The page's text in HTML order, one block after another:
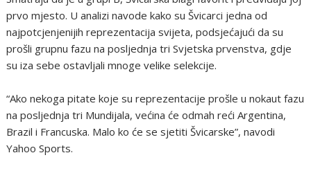
prvo mjesto. U analizi navode kako su Švicarci jedna od
najpotcjenjenijih reprezentacija svijeta, podsjećajući da su
prošli grupnu fazu na posljednja tri Svjetska prvenstva, gdje
su iza sebe ostavljali mnoge velike selekcije.
“Ako nekoga pitate koje su reprezentacije prošle u nokaut fazu
na posljednja tri Mundijala, većina će odmah reći Argentina,
Brazil i Francuska. Malo ko će se sjetiti Švicarske”, navodi
Yahoo Sports.